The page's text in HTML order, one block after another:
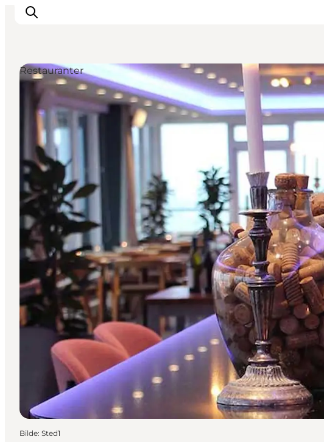
Inspirasjon
Reisemål
Aktiviteter
Overnatting
Planlegg reisen
Restauranter
Bilde: Sted1